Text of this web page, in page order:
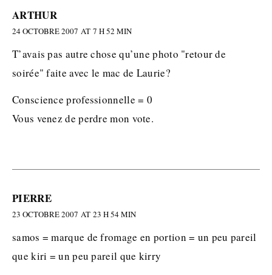
ARTHUR
24 OCTOBRE 2007 AT 7 H 52 MIN
T’avais pas autre chose qu’une photo "retour de
soirée" faite avec le mac de Laurie?
Conscience professionnelle = 0
Vous venez de perdre mon vote.
PIERRE
23 OCTOBRE 2007 AT 23 H 54 MIN
samos = marque de fromage en portion = un peu pareil
que kiri = un peu pareil que kirry